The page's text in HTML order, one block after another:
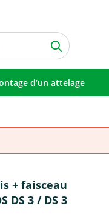
d’un attelage
+ faisceau
DS 3 / DS 3